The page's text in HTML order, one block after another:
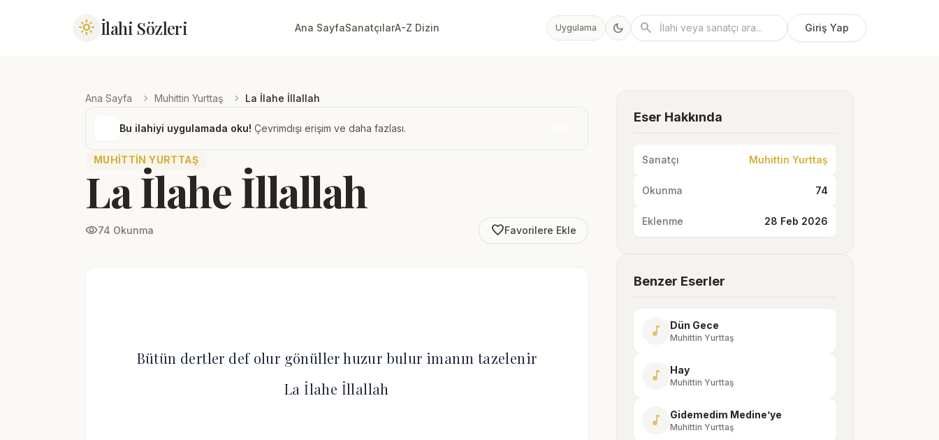
light_mode İlahi Sözleri Ana SayfaSanatçılarA-Z Dizin Uygulama dark_mode search Giriş Yap
Ana Sayfa chevron_right Muhittin Yurttaş chevron_right La İlahe İllallah
Bu ilahiyi uygulamada oku! Çevrimdışı erişim ve daha fazlası.
MUHITTIN YURTTAŞ
La İlahe İllallah
visibility74 Okunma favorite_borderFavorilere Ekle
Bütün dertler def olur gönüller huzur bulur imanın tazelenir
La İlahe İllallah
Eser Hakkında
Sanatçı Muhittin Yurttaş
Okunma 74
Eklenme 28 Feb 2026
Benzer Eserler
music_note Dün Gece
Muhittin Yurttaş
music_note Hay
Muhittin Yurttaş
music_note Gidemedim Medine’ye
Muhittin Yurttaş